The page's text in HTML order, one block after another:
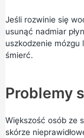
Jeśli rozwinie się
usunąć nadmiar
uszkodzenie
śmierć.
Problemy
Większość osób ze
skórze